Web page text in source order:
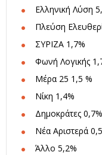
Ελληνική Λύση
Πλεύση
ΣΥΡΙΖΑ 1,7%
Φωνή Λογικής
Μέρα 25 1,5 %
Νίκη 1,4%
Δημοκράτες 0,7%
Νέα Αριστερά
Άλλο 5,2%